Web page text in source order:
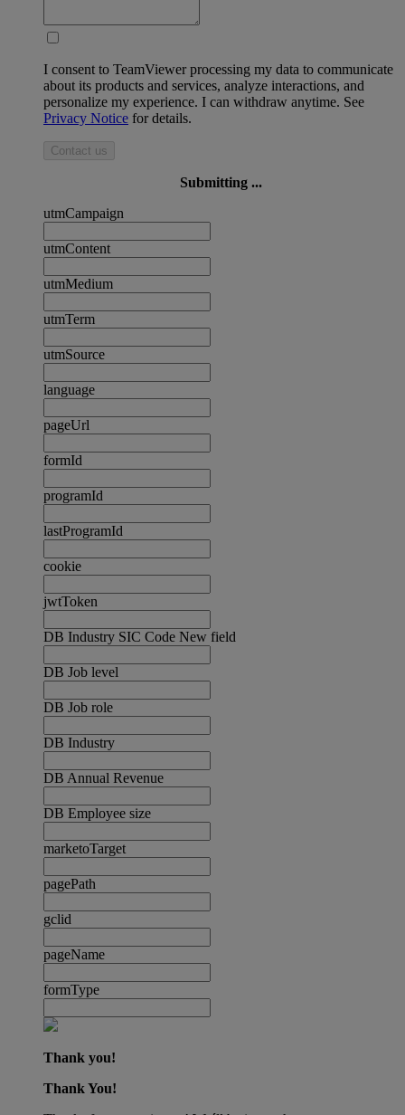
I consent to TeamViewer processing my data to communicate
about its products and services, analyze interactions, and
personalize my experience. I can withdraw anytime. See
Privacy Notice for details.
Contact us
Submitting ...
utmCampaign
utmContent
utmMedium
utmTerm
utmSource
language
pageUrl
formId
programId
lastProgramId
cookie
jwtToken
DB Industry SIC Code New field
DB Job level
DB Job role
DB Industry
DB Annual Revenue
DB Employee size
marketoTarget
pagePath
gclid
pageName
formType
Thank you!
Thank You!